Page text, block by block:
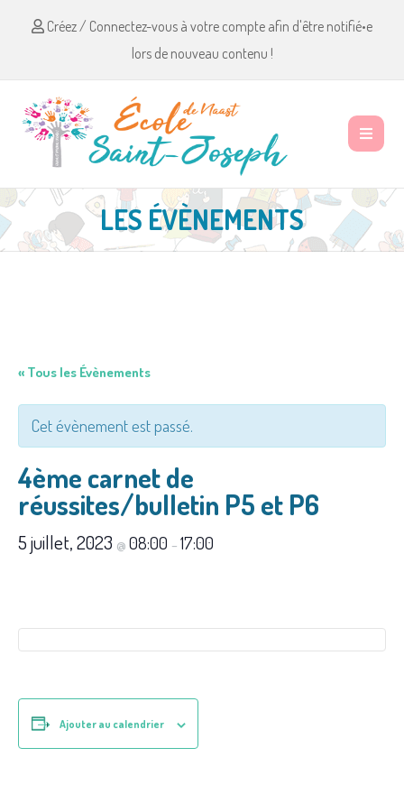
Créez / Connectez-vous à votre compte afin d'être notifié•e
lors de nouveau contenu !
LES ÉVÈNEMENTS
« Tous les Évènements
Cet évènement est passé.
4ème carnet de
réussites/bulletin P5 et P6
5 juillet, 2023 @ 08:00 – 17:00
Ajouter au calendrier